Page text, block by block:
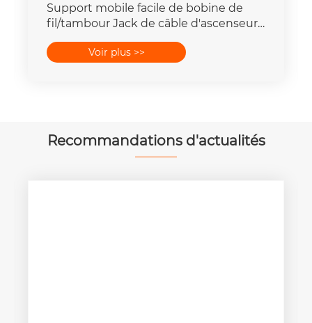
Support mobile facile de bobine de
fil/tambour Jack de câble d'ascenseur
Voir plus >>
Recommandations d'actualités